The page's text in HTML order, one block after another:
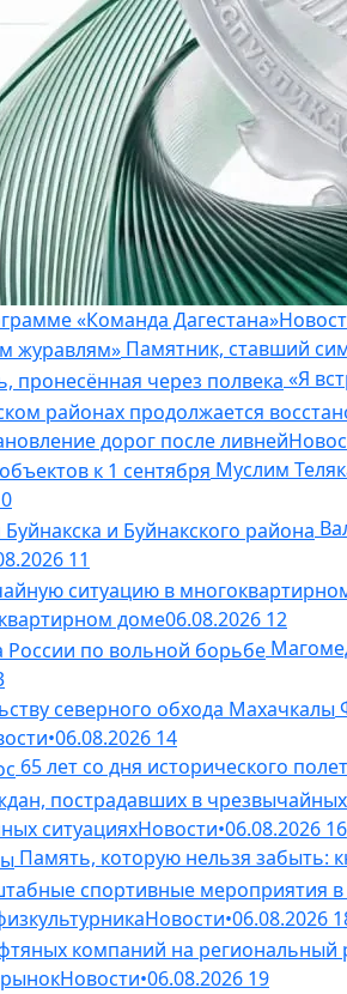
«Команда Дагестана»
Памятник, ставший
«Я
дорог после ливней
Муслим
11
доме06.08.2026 12
•06.08.2026 14
65 лет со дня исторического
ситуацияхНовости•06.08.2026 16
Память, которую нельзя забыть:
Новости•06.08.2026
Новости•06.08.2026 19